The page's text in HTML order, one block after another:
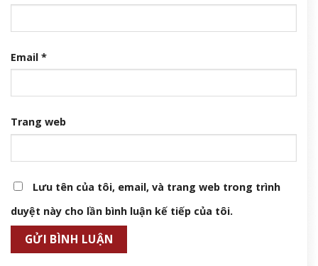
Email *
Trang web
Lưu tên của tôi, email, và trang web trong trình
duyệt này cho lần bình luận kế tiếp của tôi.